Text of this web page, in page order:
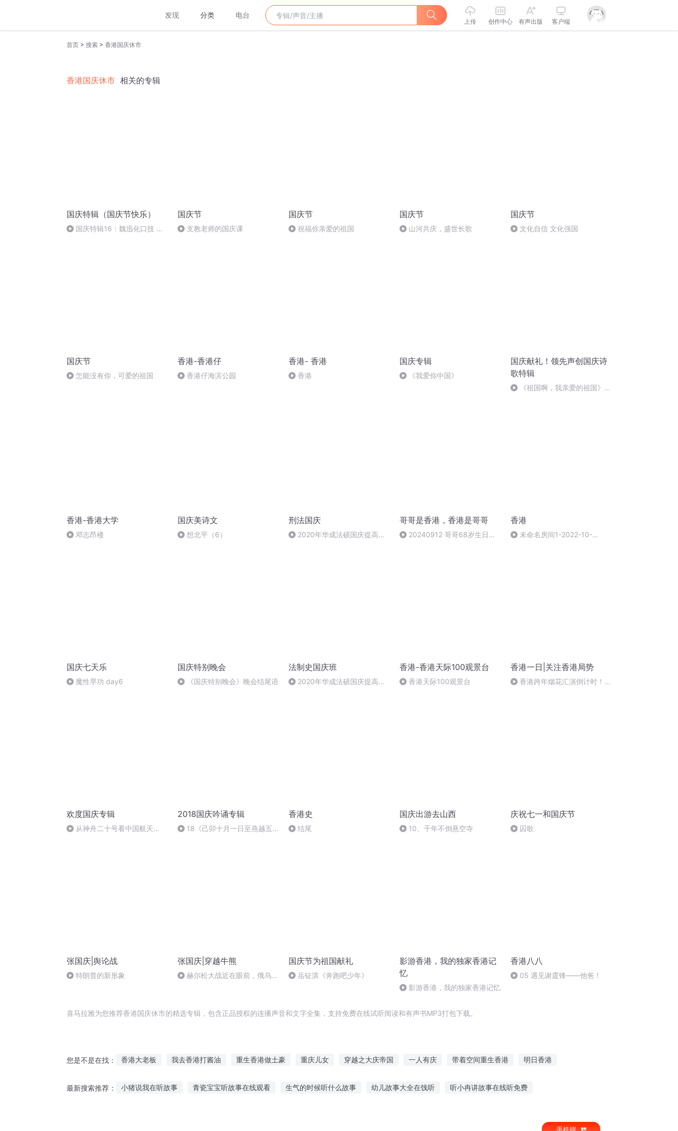
发现 分类 电台
上传 创作中心 有声出版 客户端
首页 > 搜索 > 香港国庆休市
香港国庆休市 相关的专辑
国庆特辑（国庆节快乐）
国庆特辑16：魏迅化口技 二
国庆节
支教老师的国庆课
国庆节
祝福你亲爱的祖国
国庆节
山河共庆，盛世长歌
国庆节
文化自信 文化强国
国庆节
怎能没有你，可爱的祖国
香港-香港仔
香港仔海滨公园
香港- 香港
香港
国庆专辑
《我爱你中国》
国庆献礼！领先声创国庆诗
歌特辑
《祖国啊，我亲爱的祖国》温
香港-香港大学
邓志昂楼
国庆美诗文
想北平（6）
刑法国庆
2020年华成法硕国庆提高班
哥哥是香港，香港是哥哥
20240912 哥哥68岁生日快
香港
未命名房间1-2022-10-
国庆七天乐
魔性早功 day6
国庆特别晚会
《国庆特别晚会》晚会结尾语
法制史国庆班
2020年华成法硕国庆提高班
香港-香港天际100观景台
香港天际100观景台
香港一日|关注香港局势
香港跨年烟花汇演倒计时！本
欢度国庆专辑
从神舟二十号看中国航天
2018国庆吟诵专辑
18《己卯十月一日至燕越五
香港史
结尾
国庆出游去山西
10、千年不倒悬空寺
庆祝七一和国庆节
囚歌
张国庆|舆论战
特朗普的新形象
张国庆|穿越牛熊
赫尔松大战近在眼前，俄乌冲
国庆节为祖国献礼
岳钲淇《奔跑吧少年》
影游香港，我的独家香港记
忆
影游香港，我的独家香港记忆
香港八八
05 遇见谢霆锋——他爸！
喜马拉雅为您推荐香港国庆休市的精选专辑，包含正品授权的连播声音和文字全集，支持免费在线试听阅读和有声书MP3打包下载。
您是不是在找： 香港大老板 我去香港打酱油 重生香港做土豪 重庆儿女 穿越之大庆帝国 一人有庆 带着空间重生香港 明日香港
最新搜索推荐： 小猪说我在听故事 青瓷宝宝听故事在线观看 生气的时候听什么故事 幼儿故事大全在饯听 听小冉讲故事在线听免费